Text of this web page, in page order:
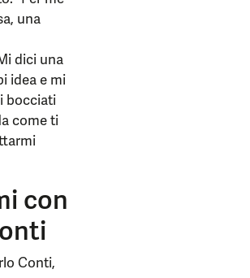
una
dici una
idea e mi
bocciati
come ti
con
Conti,